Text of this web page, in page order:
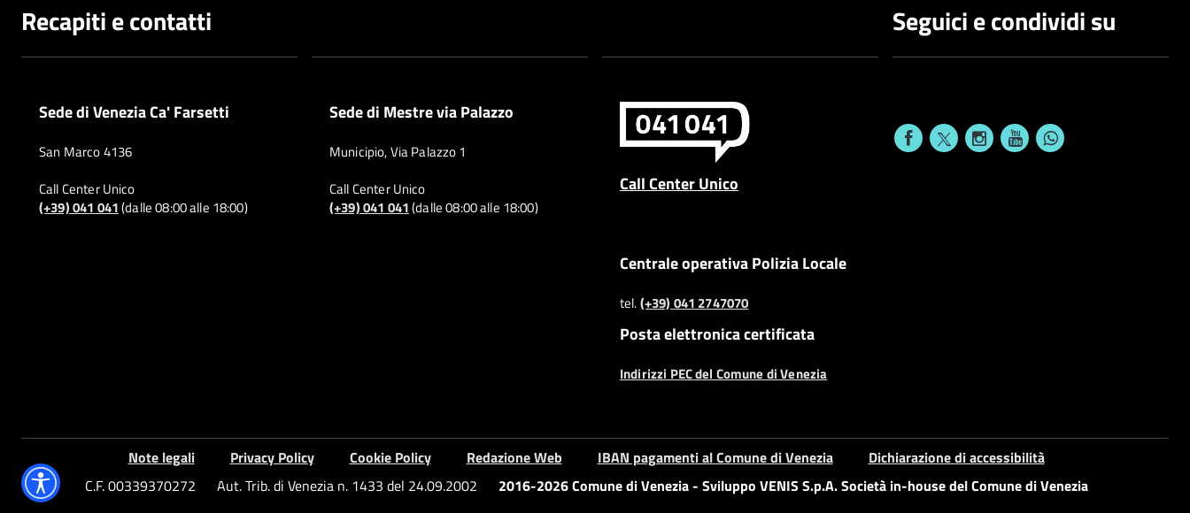
Recapiti e contatti
Sede di Venezia Ca' Farsetti
San Marco 4136
Call Center Unico
(+39) 041 041(dalle 08:00 alle 18:00)
Sede di Mestre via Palazzo
Municipio, Via Palazzo 1
Call Center Unico
(+39) 041 041(dalle 08:00 alle 18:00)
Call Center Unico
Centrale operativa Polizia Locale
tel.(+39) 041 2747070
Posta elettronica certificata
Indirizzi PEC del Comune di Venezia
Seguici e condividi su
Note legali Privacy Policy Cookie Policy Redazione Web IBAN pagamenti al Comune di Venezia
Dichiarazione di accessibilità
C.F. 00339370272
Aut. Trib. di Venezia n. 1433 del 24.09.2002 2016-2026 Comune di Venezia - Sviluppo VENIS S.p.A. Società in-house del Comune di Venezia